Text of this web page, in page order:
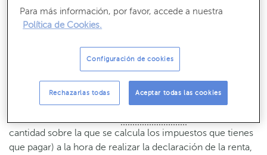
Haz cálculos, piensa en el futuro y ten en cuenta además
este ahorro te permite disfrutar de un
pensiones obtienen ventajas fiscales.¿Cómo es posible?
Los planes de pensiones y otros productos de previsión
cantidad sobre la que se calcula los impuestos que tienes
que pagar) a la hora de realizar la declaración de la renta,
Para más información, por favor, accede a nuestra
Política de Cookies.
Configuración de cookies
Rechazarlas todas Aceptar todas las cookies